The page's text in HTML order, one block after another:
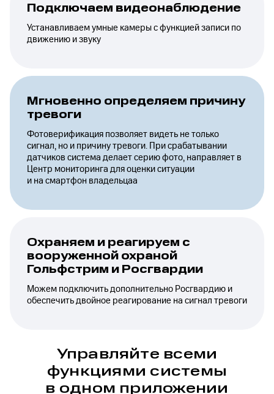
Подключаем видеонаблюдение
Устанавливаем умные камеры с функцией записи по
движению и звуку
Мгновенно определяем причину
тревоги
Фотоверификация позволяет видеть не только
сигнал, но и причину тревоги. При срабатывании
датчиков система делает серию фото, направляет в
Центр мониторинга для оценки ситуации
и на смартфон владельцаа
Охраняем и реагируем с
вооруженной охраной
Гольфстрим и Росгвардии
Можем подключить дополнительно Росгвардию и
обеспечить двойное реагирование на сигнал тревоги
Управляйте всеми
функциями системы
в одном приложении